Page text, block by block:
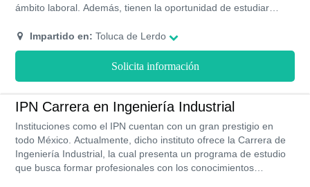
ámbito laboral. Además, tienen la oportunidad de estudiar
cubrir las necesidades de todos los alumnos.
Impartido en: Toluca de Lerdo
Solicita información
IPN Carrera en Ingeniería Industrial
Instituciones como el IPN cuentan con un gran prestigio en
todo México. Actualmente, dicho instituto ofrece la Carrera de
Ingeniería Industrial, la cual presenta un programa de estudio
que busca formar profesionales con los conocimientos